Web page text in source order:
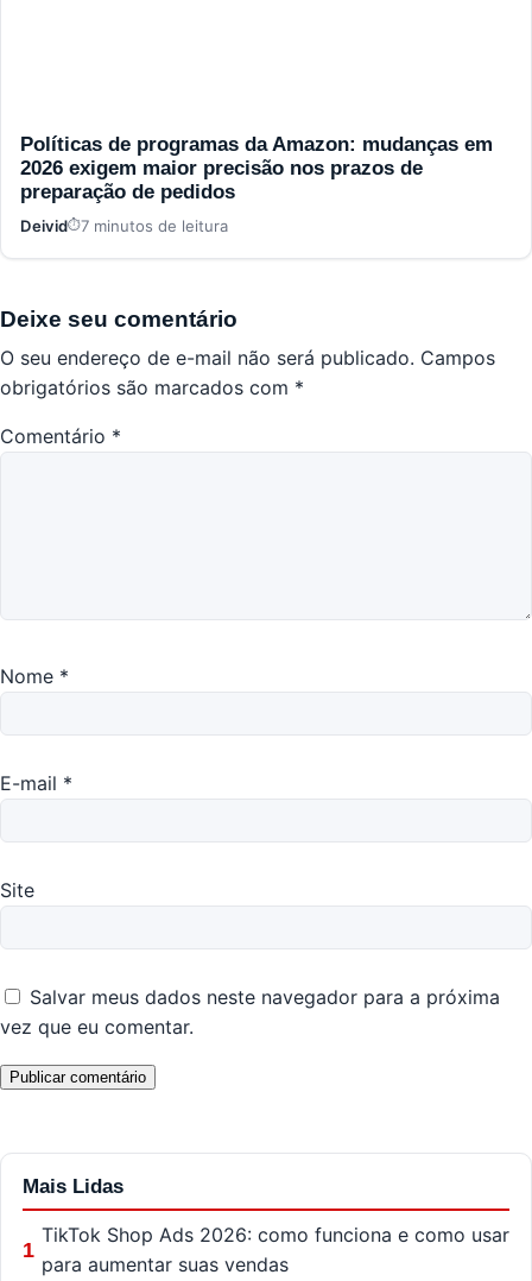
Políticas de programas da Amazon: mudanças em
2026 exigem maior precisão nos prazos de
preparação de pedidos
Deivid 7 minutos de leitura
Deixe seu comentário
O seu endereço de e-mail não será publicado. Campos
obrigatórios são marcados com *
Comentário *
Nome *
E-mail *
Site
Salvar meus dados neste navegador para a próxima
vez que eu comentar.
Mais Lidas
1
TikTok Shop Ads 2026: como funciona e como usar
para aumentar suas vendas